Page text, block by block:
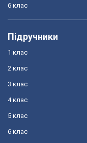
6 клас
Підручники
1 клас
2 клас
3 клас
4 клас
5 клас
6 клас